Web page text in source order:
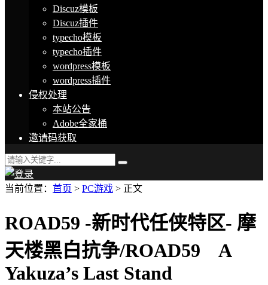
Discuz模板
Discuz插件
typecho模板
typecho插件
wordpress模板
wordpress插件
侵权处理
本站公告
Adobe全家桶
邀请码获取
当前位置： 首页 > PC游戏 > 正文
ROAD59 -新时代任侠特区- 摩
天楼黑白抗争/ROAD59 A
Yakuza’s Last Stand